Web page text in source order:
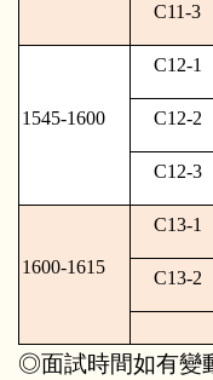
C11-3
1545-1600
C12-1
C12-2
C12-3
1600-1615
C13-1
C13-2
◎面試時間如有變